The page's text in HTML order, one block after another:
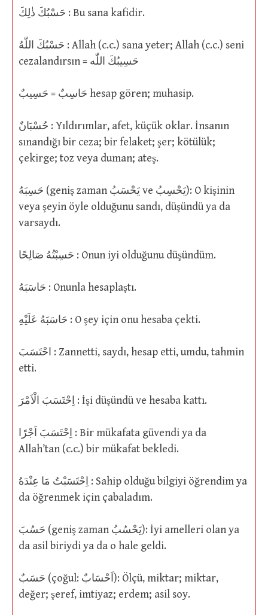
حَسْبُكَ ذٰلِكَ : Bu sana kafidir.
حَسْبُكَ اللّٰهُ : Allah (c.c.) sana yeter; Allah (c.c.) seni
حَاسِبٌ = حَسِيبٌ hesap gören; muhasip.
حُسْبَانٌ : Yıldırımlar, afet, küçük oklar. İnsanın
sınandığı bir ceza; bir felaket; şer; kötülük;
çekirge; toz veya duman; ateş.
حَسِبَهُ (geniş zaman يَحْسَبُ ve يَحْسِبُ): O kişinin
veya şeyin öyle olduğunu sandı, düşündü ya da
varsaydı.
حَسِبْتُهُ صَالِحًا : Onun iyi olduğunu düşündüm.
حَاسَبَهُ : Onunla hesaplaştı.
حَاسَبَهُ عَلَيْهِ : O şey için onu hesaba çekti.
احْتَسَبَ : Zannetti, saydı, hesap etti, umdu, tahmin
etti.
اِحْتَسَبَ الْاَمْرَ : İşi düşündü ve hesaba kattı.
اِحْتَسَبَ اَجْرًا : Bir mükafata güvendi ya da
Allah’tan (c.c.) bir mükafat bekledi.
اِحْتَسَبْتُ مَا عِنْدَهُ : Sahip olduğu bilgiyi öğrendim ya
da öğrenmek için çabaladım.
حَسُبَ (geniş zaman يَحْسُبُ): İyi amelleri olan ya
da asil biriydi ya da o hale geldi.
حَسَبٌ (çoğul: اَحْسَابٌ): Ölçü, miktar; miktar,
değer; şeref, imtiyaz; erdem; asil soy.